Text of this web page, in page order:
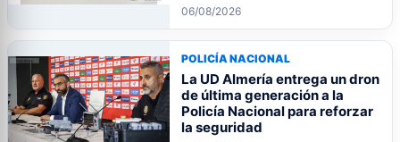
06/08/2026
POLICÍA NACIONAL
La UD Almería entrega un dron
de última generación a la
Policía Nacional para reforzar
la seguridad